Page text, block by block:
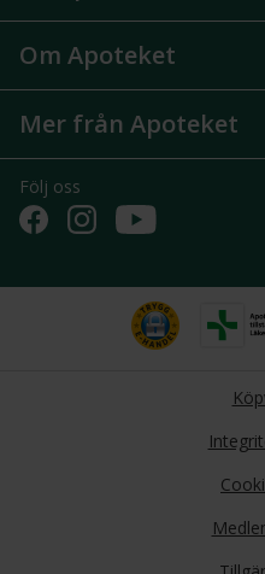
Om Apoteket
Mer från Apoteket
Följ oss